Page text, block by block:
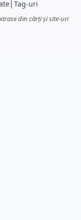
│ Tag-uri
din cărți și site-uri